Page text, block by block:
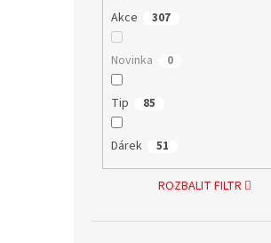
Akce 307
Novinka 0
Tip 85
Dárek 51
ROZBALIT FILTR